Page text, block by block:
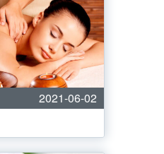
2021-06-02